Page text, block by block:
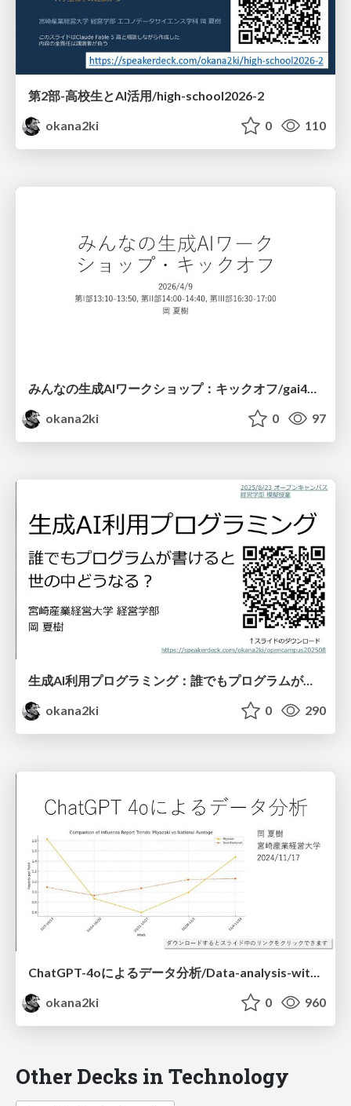
第2部-高校生とAI活用/high-school2026-2
okana2ki
0 110
okana2ki
0 97
生成AI利用プログラミング：誰でもプログラムが書けると 世の中どうなる？/opencampus202508
okana2ki
0 290
ChatGPT-4oによるデータ分析/Data-analysis-with-ChatGPT-4o
okana2ki
0 960
Other Decks in Technology